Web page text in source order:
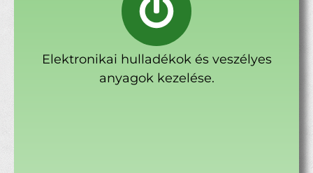
Elektronikai hulladékok és veszélyes
anyagok kezelése.